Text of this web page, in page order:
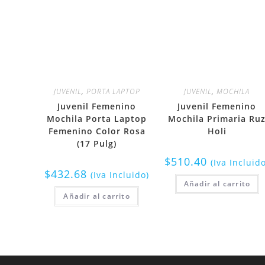
JUVENIL, PORTA LAPTOP
Juvenil Femenino
Mochila Porta Laptop
Femenino Color Rosa
(17 Pulg)
$432.68 (Iva Incluido)
Añadir al carrito
JUVENIL,MOCHILA
Juvenil Femenino
Mochila Primaria Ruz
Holi
$510.40 (Iva
Añadir al carrito